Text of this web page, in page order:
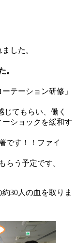
した。
。
テーション研修」
じてもらい、働く
ショックを緩和す
です！！ファイ
らう予定です。
30人の血を取りま